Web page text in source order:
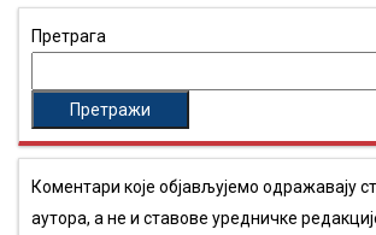
Претрага
за:
Коментари које објављујемо одражавају
аутора, а не и ставове уредничке